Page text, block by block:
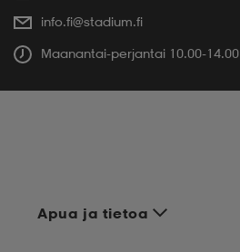
info.fi@stadium.fi
Maanantai-perjantai 10.00-14.00
Apua ja tietoa